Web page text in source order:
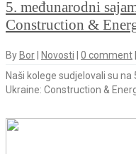
5. međunarodni
Construction &
By Bor Novosti 0 comment
Naši kolege sudjelovali su
Ukraine: Construction &